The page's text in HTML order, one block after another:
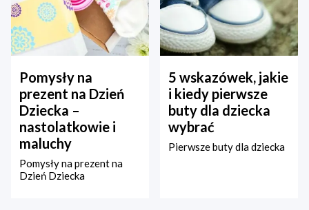
Pomysły na
prezent na Dzień
Dziecka –
nastolatkowie i
maluchy
Pomysły na prezent na
Dzień Dziecka
5 wskazówek, jakie
i kiedy pierwsze
buty dla dziecka
wybrać
Pierwsze buty dla dziecka